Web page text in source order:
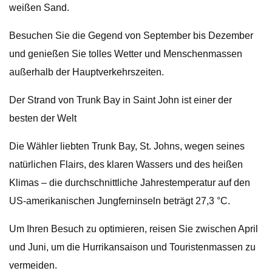
weißen Sand.
Besuchen Sie die Gegend von September bis Dezember
und genießen Sie tolles Wetter und Menschenmassen
außerhalb der Hauptverkehrszeiten.
Der Strand von Trunk Bay in Saint John ist einer der
besten der Welt
Die Wähler liebten Trunk Bay, St. Johns, wegen seines
natürlichen Flairs, des klaren Wassers und des heißen
Klimas – die durchschnittliche Jahrestemperatur auf den
US-amerikanischen Jungferninseln beträgt 27,3 °C.
Um Ihren Besuch zu optimieren, reisen Sie zwischen April
und Juni, um die Hurrikansaison und Touristenmassen zu
vermeiden.